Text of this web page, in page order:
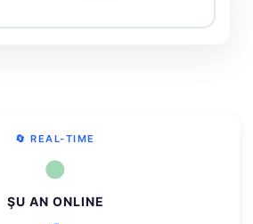
🔄 REAL-TIME
●
ŞU AN ONLINE